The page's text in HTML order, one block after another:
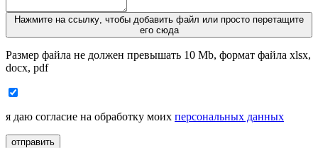
Нажмите на ссылку
его сюда
Размер файла не должен превышать 10 Mb, формат файла xlsx,
docx, pdf
я даю согласие на обработку моих персональных данных
отправить